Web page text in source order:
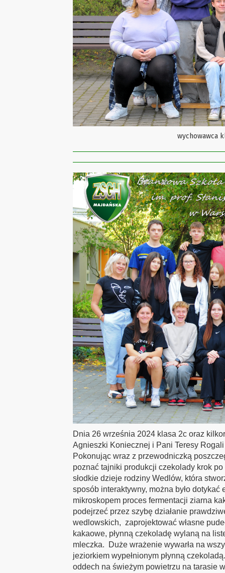
wychowawca
Dnia 26 września 2024 klasa 2c oraz
Agnieszki Koniecznej i Pani Teresy
Pokonując wraz z przewodniczką
poznać tajniki produkcji czekolady krok
słodkie dzieje rodziny Wedlów, która
sposób interaktywny, można było
mikroskopem proces fermentacji ziarna
podejrzeć przez szybę działanie
wedlowskich, zaprojektować własne
kakaowe, płynną czekoladę wylaną na
mleczka. Duże wrażenie wywarła na
jeziorkiem wypełnionym płynną
oddech na świeżym powietrzu na tarasie